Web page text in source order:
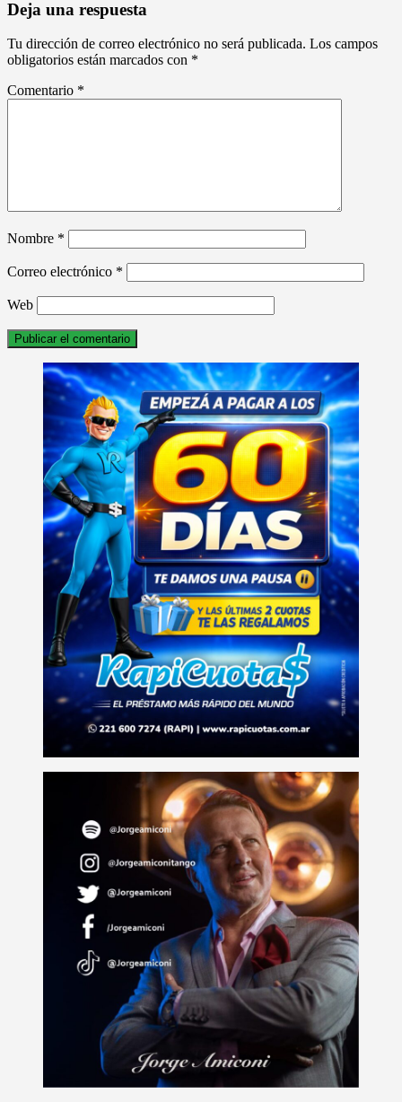
Deja una respuesta
Tu dirección de correo electrónico no será publicada. Los campos
obligatorios están marcados con *
Comentario *
Nombre *
Correo electrónico *
Web